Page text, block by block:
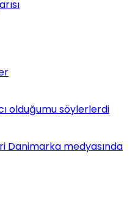
olduğumu söylerlerdi
Danimarka medyasında